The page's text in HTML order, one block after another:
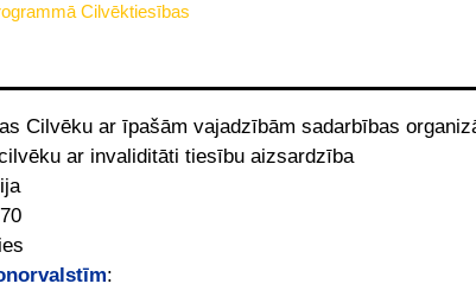
Cilvēktiesības
Cilvēku ar īpašām vajadzībām sadarbības
ar invaliditāti tiesību aizsardzība
: